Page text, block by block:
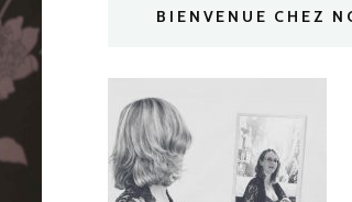
BIENVENUE CHEZ